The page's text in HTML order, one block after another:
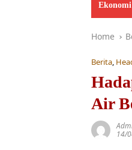
Home
Berita,
Air
14/